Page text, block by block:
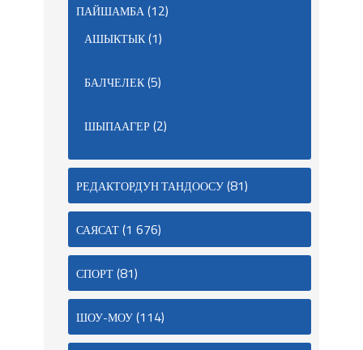
ПАЙШАМБА(12)
АШЫКТЫК(1)
БАЛЧЕЛЕК(5)
ШЫПААГЕР(2)
РЕДАКТОРДУН ТАНДООСУ(81)
САЯСАТ(1 676)
СПОРТ(81)
ШОУ-МОУ(114)